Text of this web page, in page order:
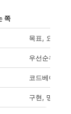
쪽
목표, 요구사
우선순위, 제
코드베이스
구현, 명령 실